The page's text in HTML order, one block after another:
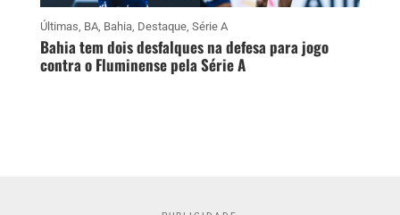
Últimas, BA, Bahia, Destaque, Série A
Bahia tem dois desfalques na defesa para jogo
contra o Fluminense pela Série A